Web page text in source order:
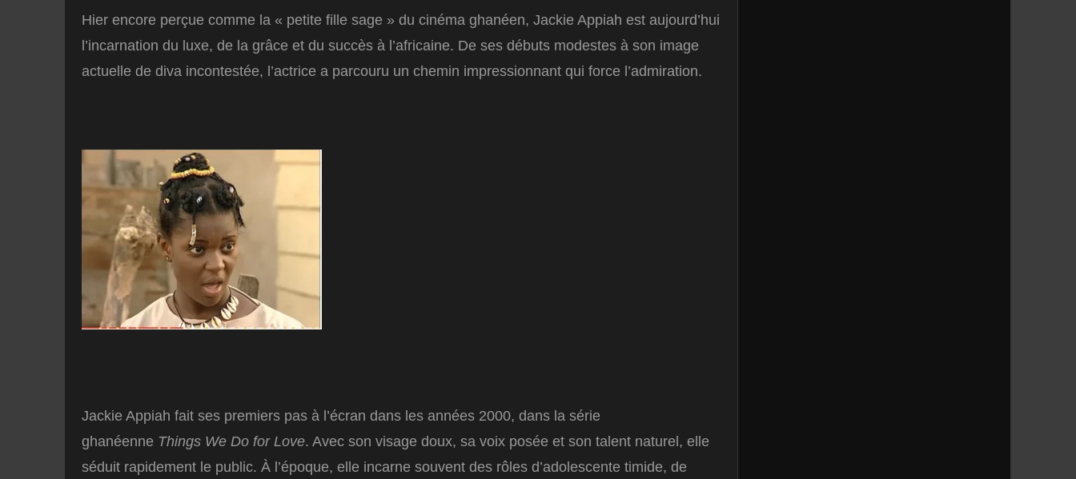
Hier encore perçue comme la « petite fille sage » du cinéma ghanéen, Jackie Appiah est aujourd’hui
l’incarnation du luxe, de la grâce et du succès à l’africaine. De ses débuts modestes à son image
actuelle de diva incontestée, l’actrice a parcouru un chemin impressionnant qui force l’admiration.
Jackie Appiah fait ses premiers pas à l’écran dans les années 2000, dans la série
ghanéenne Things We Do for Love. Avec son visage doux, sa voix posée et son talent naturel, elle
séduit rapidement le public. À l’époque, elle incarne souvent des rôles d’adolescente timide, de